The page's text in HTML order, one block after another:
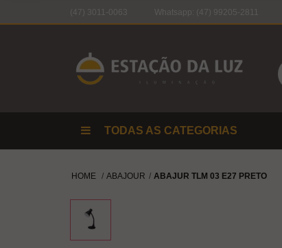
(47) 3011-0063 Whatsapp: (47) 99205-2811
TODAS AS CATEGORIAS
HOME ABAJOUR ABAJUR TLM 03 E27 PRETO